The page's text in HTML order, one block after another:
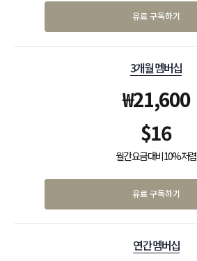
유료 구독하기
3개월 멤버십
₩21,600
$16
월간 요금 대비 10% 저렴
유료 구독하기
연간 멤버십